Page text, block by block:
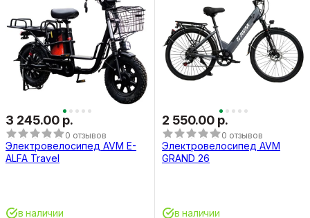
3 245.00 р.
0 отзывов
Электровелосипед AVM E-
ALFA Travel
в наличии
2 550.00 р.
0 отзывов
Электровелосипед AVM
GRAND 26
в наличии